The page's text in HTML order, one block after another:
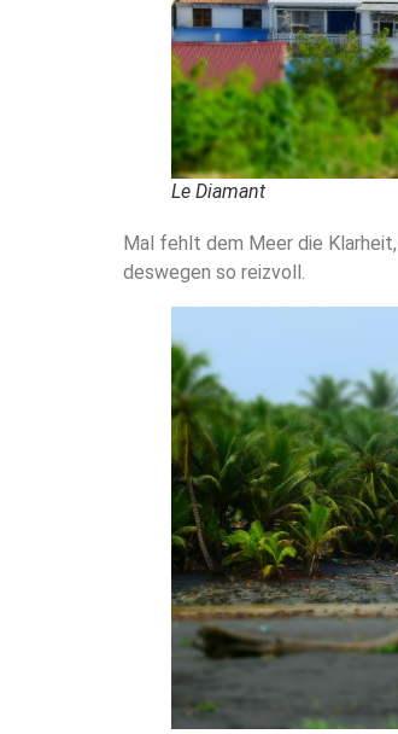
Le Diamant
Mal fehlt dem Meer die
deswegen so reizvoll.